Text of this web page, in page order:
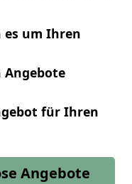
um Ihren
Angebote
für Ihren
Angebote